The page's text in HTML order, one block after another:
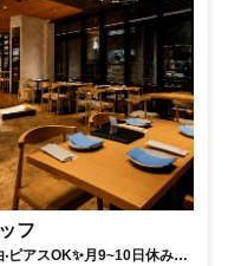
フ
ピアスOK✨️月9~10日休み⭐️5